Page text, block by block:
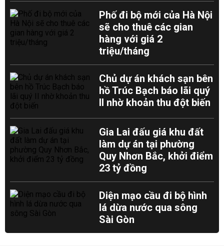
Phố đi bộ mới của Hà Nội
sẽ cho thuê các gian
hàng với giá 2
triệu/tháng
Chủ dự án khách sạn bên
hồ Trúc Bạch báo lãi quý
II nhờ khoản thu đột biến
Gia Lai đấu giá khu đất
làm dự án tại phường
Quy Nhơn Bắc, khởi điểm
23 tỷ đồng
Diện mạo cầu đi bộ hình
lá dừa nước qua sông
Sài Gòn